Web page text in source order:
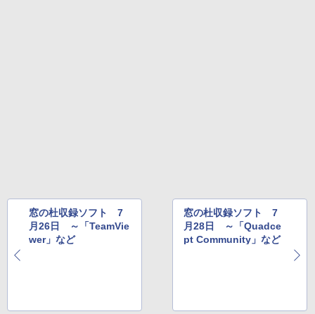
窓の杜収録ソフト 7
月26日 ～「TeamVie
wer」など
窓の杜収録ソフト 7
月28日 ～「Quadce
pt Community」など